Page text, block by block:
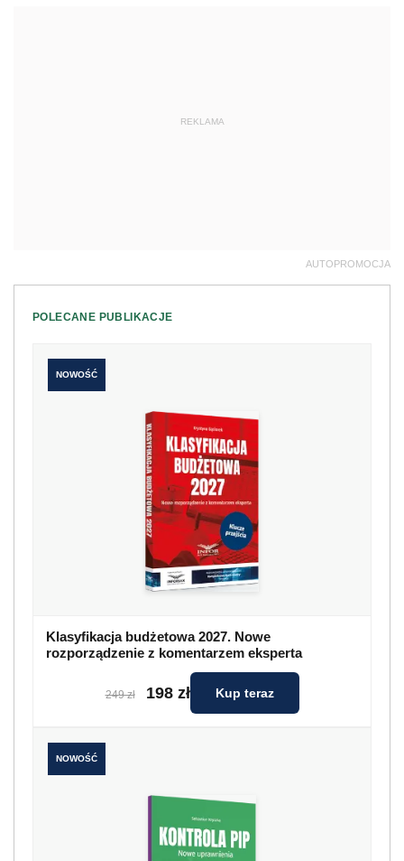
REKLAMA
AUTOPROMOCJA
POLECANE PUBLIKACJE
NOWOŚĆ
Klasyfikacja budżetowa 2027. Nowe
rozporządzenie z komentarzem eksperta
249 zł 198 zł Kup teraz
NOWOŚĆ